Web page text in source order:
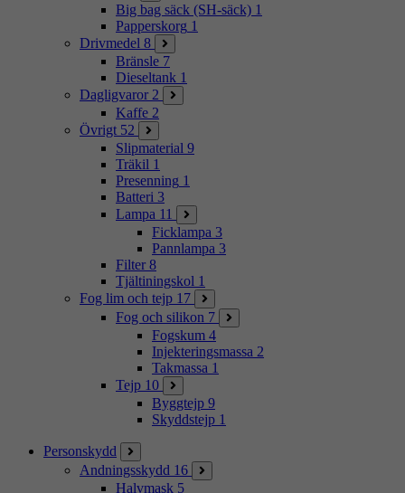
Big bag säck (SH-säck) 1
Papperskorg 1
Drivmedel 8
Bränsle 7
Dieseltank 1
Dagligvaror 2
Kaffe 2
Övrigt 52
Slipmaterial 9
Träkil 1
Presenning 1
Batteri 3
Lampa 11
Ficklampa 3
Pannlampa 3
Filter 8
Tjältiningskol 1
Fog lim och tejp 17
Fog och silikon 7
Fogskum 4
Injekteringsmassa 2
Takmassa 1
Tejp 10
Byggtejp 9
Skyddstejp 1
Personskydd
Andningsskydd 16
Halvmask 5